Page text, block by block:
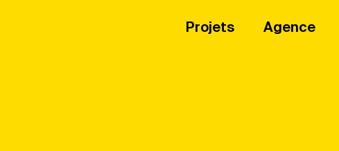
Rod
Projets Agence